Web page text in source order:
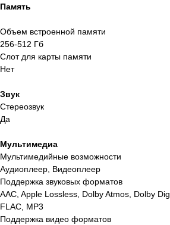
Память
Объем встроенной памяти
256-512 Гб
Слот для карты памяти
Нет
Звук
Стереозвук
Да
Мультимедиа
Мультимедийные возможности
Аудиоплеер, Видеоплеер
Поддержка звуковых форматов
AAC, Apple Lossless, Dolby Atmos, Dolby
FLAC, MP3
Поддержка видео форматов